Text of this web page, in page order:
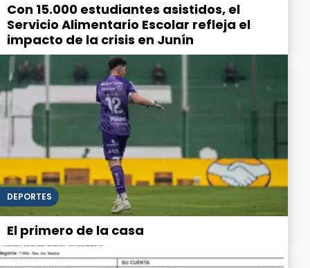
Con 15.000 estudiantes asistidos, el
Servicio Alimentario Escolar refleja el
impacto de la crisis en Junín
DEPORTES
El primero de la casa